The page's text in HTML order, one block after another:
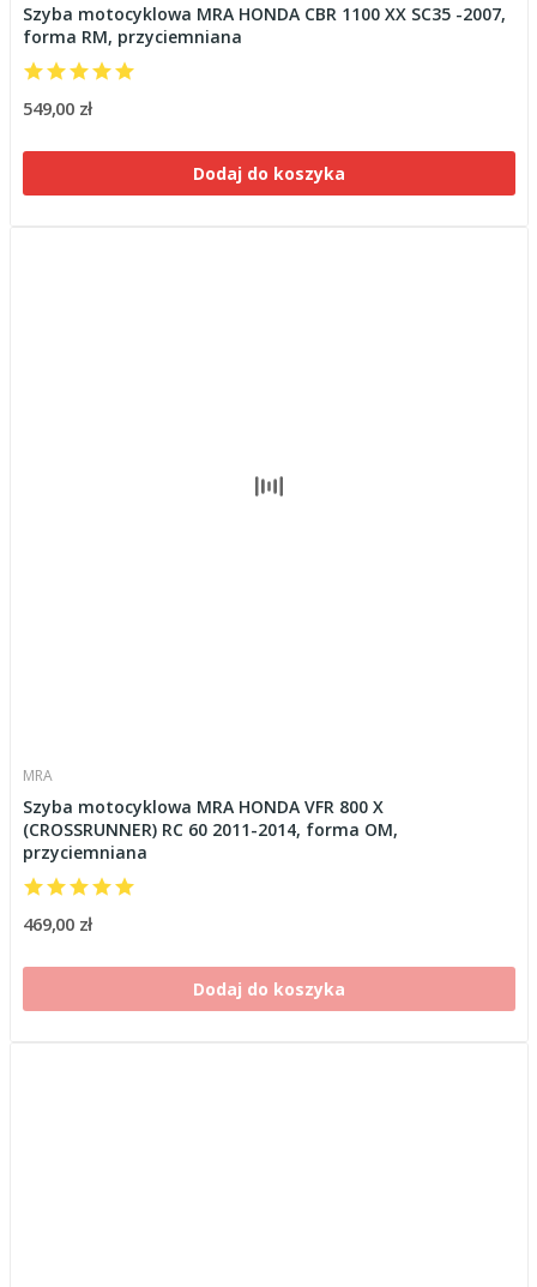
Szyba motocyklowa MRA HONDA CBR 1100 XX SC35 -2007,
forma RM, przyciemniana
549,00 zł
Dodaj do koszyka
MRA
Szyba motocyklowa MRA HONDA VFR 800 X
(CROSSRUNNER) RC 60 2011-2014, forma OM,
przyciemniana
469,00 zł
Dodaj do koszyka